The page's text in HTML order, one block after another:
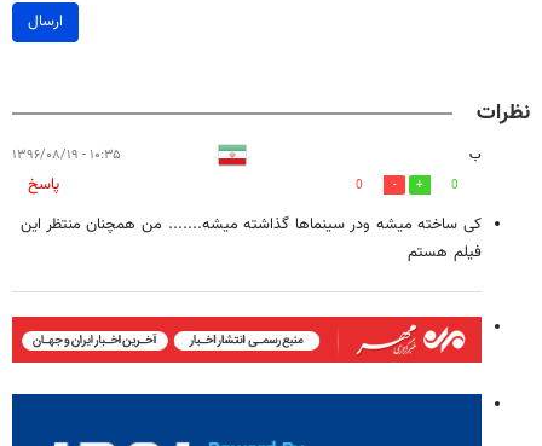
ارسال
نظرات
ب ۱۰:۳۵ - ۱۳۹۶/۰۸/۱۹
0
0
پاسخ
کی ساخته میشه ودر سینماها گذاشته میشه....... من همچنان منتظر این
فیلم هستم